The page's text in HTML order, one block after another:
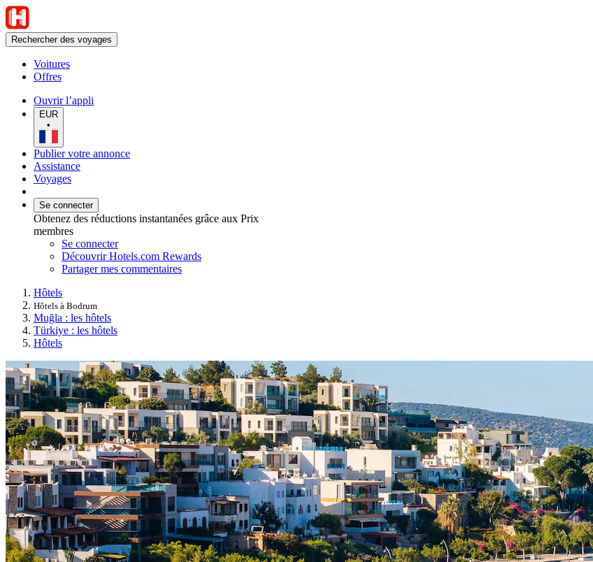
Rechercher des voyages
Voitures
Offres
Ouvrir l’appli
EUR
•
Publier votre annonce
Assistance
Voyages
Se connecter
Obtenez des réductions instantanées grâce aux Prix
membres
Se connecter
Découvrir Hotels.com Rewards
Partager mes commentaires
Hôtels
Hôtels à Bodrum
Muğla : les hôtels
Türkiye : les hôtels
Hôtels